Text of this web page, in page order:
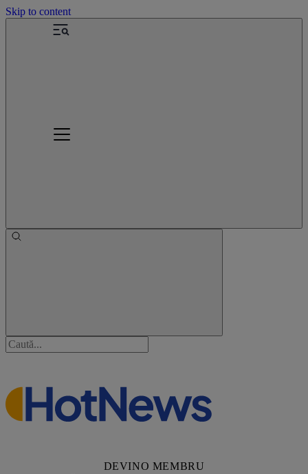
Skip to content
DEVINO MEMBRU